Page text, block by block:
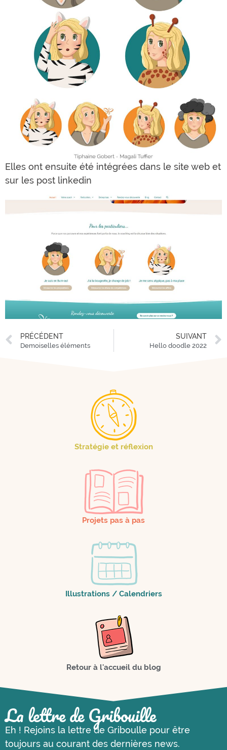
Elles ont ensuite été intégrées dans le site web et
sur les post linkedin
PRÉCÉDENT
Demoiselles éléments
SUIVANT
Hello doodle 2022
Stratégie et réflexion
Projets pas à pas
Illustrations / Calendriers
Retour à l'accueil du blog
La lettre de Gribouille
Eh ! Rejoins la lettre de Griboulle pour être
toujours au courant des dernières news.